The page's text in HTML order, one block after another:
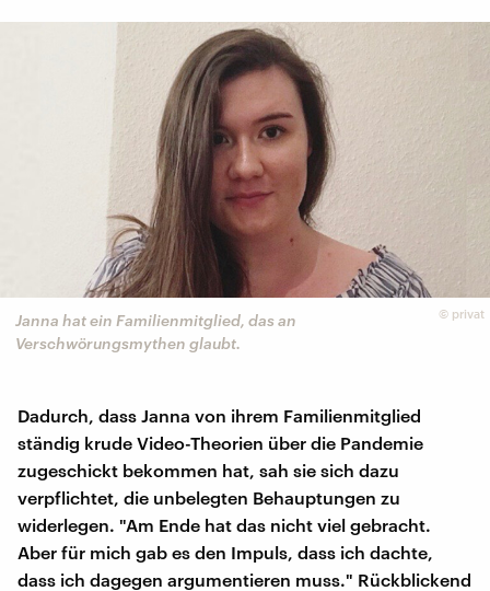
© privat
Janna hat ein Familienmitglied, das an
Verschwörungsmythen glaubt.
Dadurch, dass Janna von ihrem Familienmitglied
ständig krude Video-Theorien über die Pandemie
zugeschickt bekommen hat, sah sie sich dazu
verpflichtet, die unbelegten Behauptungen zu
widerlegen. "Am Ende hat das nicht viel gebracht.
Aber für mich gab es den Impuls, dass ich dachte,
dass ich dagegen argumentieren muss." Rückblickend